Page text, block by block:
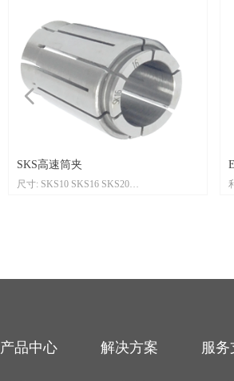
SKS高速筒夹
尺寸: SKS10 SKS16 SKS20
넳
产品中心 解决方案 服务